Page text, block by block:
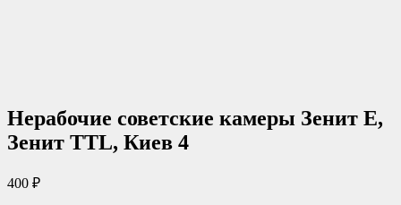
Нерабочие советские камеры Зенит Е,
Зенит TTL, Киев 4
400 ₽